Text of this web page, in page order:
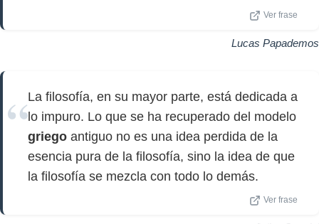
Ver frase
Lucas Papademos
La filosofía, en su mayor parte, está dedicada a
lo impuro. Lo que se ha recuperado del modelo
griego antiguo no es una idea perdida de la
esencia pura de la filosofía, sino la idea de que
la filosofía se mezcla con todo lo demás.
Ver frase